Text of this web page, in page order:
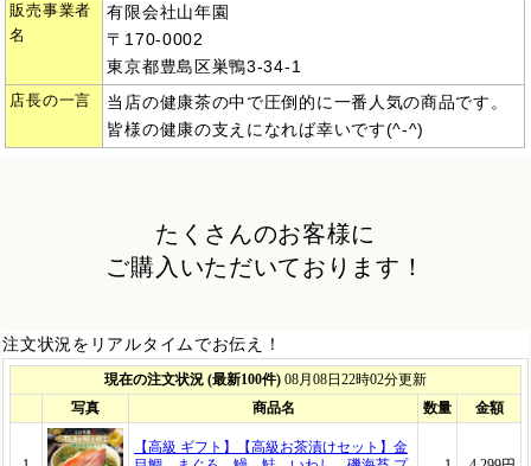
販売事業者
名
有限会社山年園
〒170-0002
東京都豊島区巣鴨3-34-1
店長の一言
当店の健康茶の中で圧倒的に一番人気の商品です。
皆様の健康の支えになれば幸いです(^-^)
たくさんのお客様に
ご購入いただいております！
注文状況をリアルタイムでお伝え！